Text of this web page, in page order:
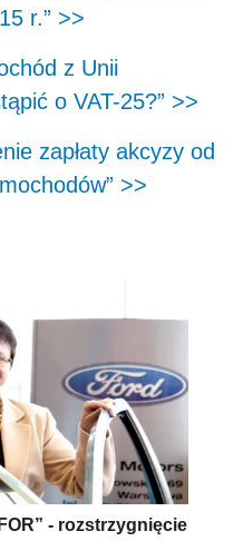
r.” >>
z Unii
o VAT-25?” >>
zapłaty akcyzy od
>>
- rozstrzygnięcie